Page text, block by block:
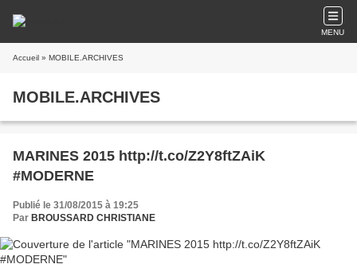
MENU
Accueil » MOBILE.ARCHIVES
MOBILE.ARCHIVES
MARINES 2015 http://t.co/Z2Y8ftZAiK
#MODERNE
Publié le 31/08/2015 à 19:25
Par BROUSSARD CHRISTIANE